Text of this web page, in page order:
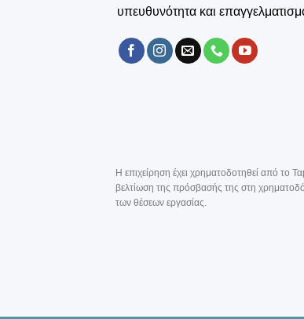
υπευθυνότητα και
Η επιχείρηση έχει χρηματοδοτηθεί από το
βελτίωση της πρόσβασής της στη
των θέσεων εργασίας.